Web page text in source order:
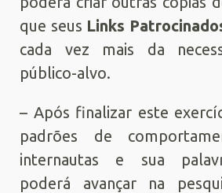
que seus Links
cada vez mais da
público-alvo.
– Após finalizar este
padrões de
internautas e sua
poderá avançar na